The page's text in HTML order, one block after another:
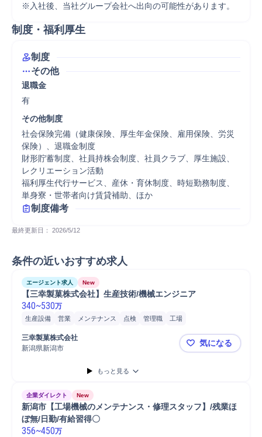
※入社後、当社グループ会社へ出向の可能性があります。
制度・福利厚生
制度
その他
退職金
有
その他制度
社会保険完備（健康保険、厚生年金保険、雇用保険、労災
保険）、退職金制度
財形貯蓄制度、社員持株会制度、社員クラブ、厚生施設、
レクリエーション活動
福利厚生代行サービス、産休・育休制度、時短勤務制度、
単身寮・世帯者向け賃貸補助、ほか
制度備考
最終更新日： 2026/5/12
条件の近いおすすめ求人
エージェント求人 New
【三幸製菓株式会社】生産技術/機械エンジニア
340~530万
生産設備 営業 メンテナンス 点検 管理職
工場
設備メンテナンス
自動車/輸送機械
普通自動車
施工管理
三幸製菓株式会社
新潟県新潟市
【三幸製菓
気になる
もっと見る
企業ダイレクト New
新潟市【工場機械のメンテナンス・修理スタッフ】/残業ほ
ぼ無/日勤/有給習得〇
356~450万